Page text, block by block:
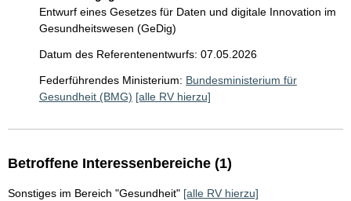
Entwurf eines Gesetzes für Daten und digitale Innovation im
Gesundheitswesen (GeDig)
Datum des Referentenentwurfs: 07.05.2026
Federführendes Ministerium: Bundesministerium für
Gesundheit (BMG) [alle RV hierzu]
Betroffene Interessenbereiche (1)
Sonstiges im Bereich "Gesundheit" [alle RV hierzu]